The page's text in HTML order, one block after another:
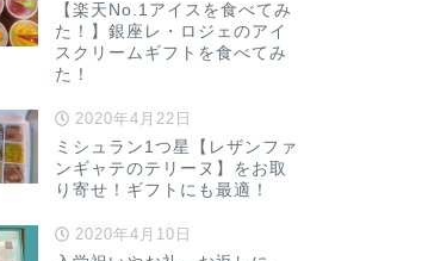
【楽天No.1アイスを食べてみ
た！】銀座レ・ロジェのアイ
スクリームギフトを食べてみ
た！
2020年4月22日
ミシュラン1つ星【レザンファ
ンギャテのテリーヌ】をお取
り寄せ！ギフトにも最適！
2020年4月10日